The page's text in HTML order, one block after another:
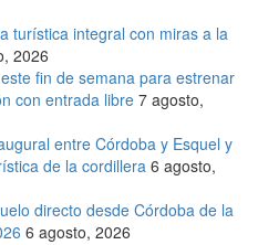
turística integral con miras a la
2026
fin de semana para estrenar
con entrada libre 7 agosto,
entre Córdoba y Esquel y
de la cordillera 6 agosto,
directo desde Córdoba de la
6 agosto, 2026